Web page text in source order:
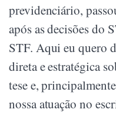
previdenciário,
após as decisões do
STF. Aqui eu quero
direta e estratégica
tese e,
nossa atuação no